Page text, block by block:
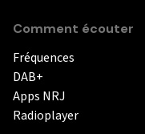
Comment écouter
Fréquences
DAB+
Apps NRJ
Radioplayer